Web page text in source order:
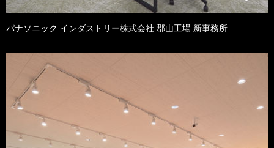
パナソニック インダストリー株式会社 郡山工場 新事務所